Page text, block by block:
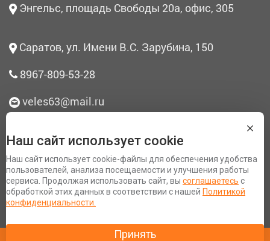
Энгельс, площадь Свободы 20а, офис, 305
Саратов, ул. Имени В.С. Зарубина, 150
8967-809-53-28
veles63@mail.ru
О нас
Согласие на обработку персональных данных
Политика конфиденциальности
Разработка сайта Space App
Наш сайт использует cookie
Наш сайт использует cookie-файлы для обеспечения удобства
пользователей, анализа посещаемости и улучшения работы
сервиса. Продолжая использовать сайт, вы соглашаетесь с
обработкой этих данных в соответствии с нашей Политикой
конфиденциальности.